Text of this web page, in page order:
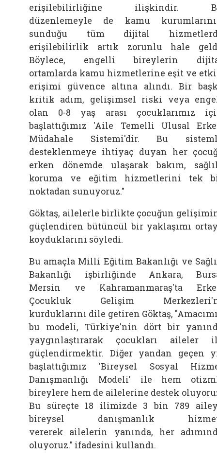
erişilebilirliğine ilişkindir.
düzenlemeyle de kamu
sunduğu tüm dijital
erişilebilirlik artık zorunlu hale
Böylece, engelli bireylerin
ortamlarda kamu hizmetlerine eşit ve
erişimi güvence altına alındı. Bir
kritik adım, gelişimsel riski veya
olan 0-8 yaş arası çocuklarımız
başlattığımız 'Aile
Temelli Ulusal
Müdahale Sistemi'dir. Bu
desteklenmeye ihtiyaç duyan her
erken dönemde ulaşarak bakım,
koruma ve eğitim hizmetlerini tek
noktadan sunuyoruz."
Göktaş, ailelerle birlikte çocuğun
güçlendiren bütüncül bir yaklaşımı
koyduklarını söyledi.
Bu amaçla Milli Eğitim Bakanlığı ve
Bakanlığı işbirliğinde Ankara,
Mersin ve Kahramanmaraş'ta
Çocukluk Gelişim
kurduklarını dile getiren Göktaş,
bu modeli, Türkiye'nin dört bir
yaygınlaştırarak çocukları
aileler
güçlendirmektir. Diğer yandan geçen
başlattığımız 'Bireysel Sosyal
Danışmanlığı Modeli' ile hem
bireylere hem de ailelerine destek
Bu süreçte 18 ilimizde 3 bin 789
bireysel danışmanlık
vererek
ailelerin yanında, her
oluyoruz." ifadesini kullandı.